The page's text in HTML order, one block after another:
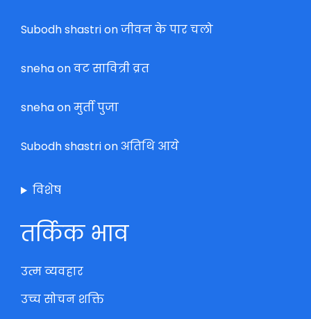
Subodh shastrionजीवन के पार चलो
snehaonवट सावित्री व्रत
snehaonमुर्ती पुजा
Subodh shastrionअतिथि आये
विशेष
तर्किक भाव
उत्म व्यवहार
उच्च सोचन शक्ति